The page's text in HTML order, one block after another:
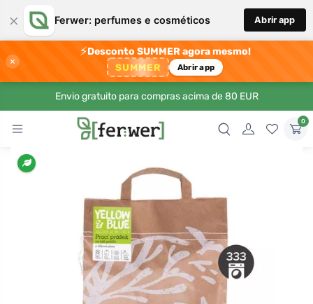
× Ferwer: perfumes e cosméticos Abrir app
×
⚡Desconto SUMMER agora mesmo!
SUMMER Abrir app
Envio gratuito para compras acima de 80 EUR
0